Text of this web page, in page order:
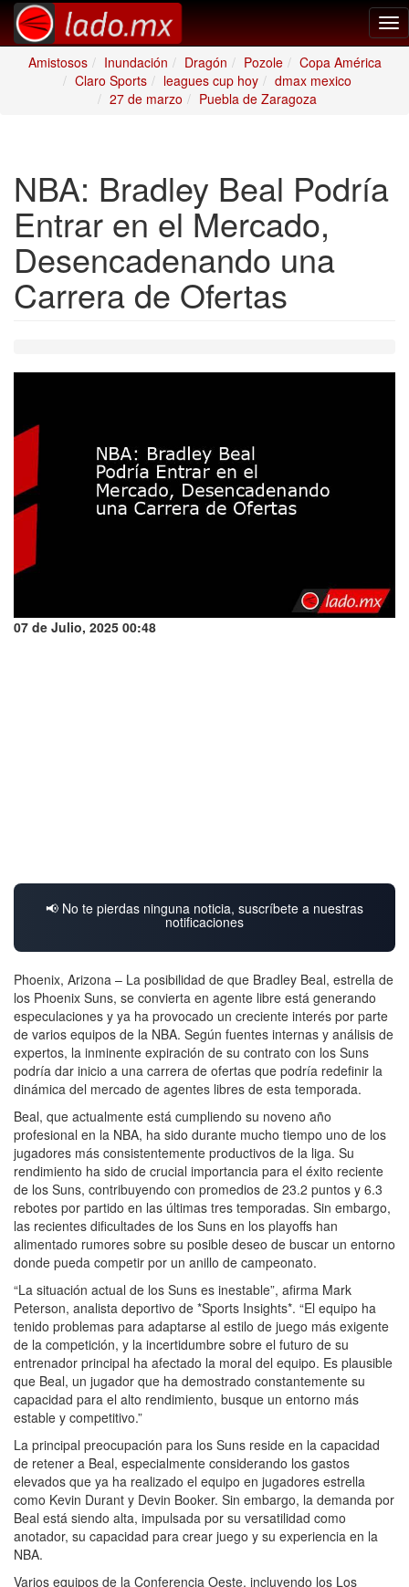
Amistosos
Inundación Dragón Pozole
Copa América
Claro Sports
leagues cup hoy
dmax mexico
27 de marzo
Puebla de Zaragoza
NBA: Bradley Beal Podría
Entrar en el Mercado,
Desencadenando una
Carrera de Ofertas
07 de Julio, 2025 00:48
📢 No te pierdas ninguna noticia, suscríbete a nuestras
notificaciones
Phoenix, Arizona – La posibilidad de que Bradley Beal, estrella de
los Phoenix Suns, se convierta en agente libre está generando
especulaciones y ya ha provocado un creciente interés por parte
de varios equipos de la NBA. Según fuentes internas y análisis de
expertos, la inminente expiración de su contrato con los Suns
podría dar inicio a una carrera de ofertas que podría redefinir la
dinámica del mercado de agentes libres de esta temporada.
Beal, que actualmente está cumpliendo su noveno año
profesional en la NBA, ha sido durante mucho tiempo uno de los
jugadores más consistentemente productivos de la liga. Su
rendimiento ha sido de crucial importancia para el éxito reciente
de los Suns, contribuyendo con promedios de 23.2 puntos y 6.3
rebotes por partido en las últimas tres temporadas. Sin embargo,
las recientes dificultades de los Suns en los playoffs han
alimentado rumores sobre su posible deseo de buscar un entorno
donde pueda competir por un anillo de campeonato.
“La situación actual de los Suns es inestable”, afirma Mark
Peterson, analista deportivo de *Sports Insights*. “El equipo ha
tenido problemas para adaptarse al estilo de juego más exigente
de la competición, y la incertidumbre sobre el futuro de su
entrenador principal ha afectado la moral del equipo. Es plausible
que Beal, un jugador que ha demostrado constantemente su
capacidad para el alto rendimiento, busque un entorno más
estable y competitivo.”
La principal preocupación para los Suns reside en la capacidad
de retener a Beal, especialmente considerando los gastos
elevados que ya ha realizado el equipo en jugadores estrella
como Kevin Durant y Devin Booker. Sin embargo, la demanda por
Beal está siendo alta, impulsada por su versatilidad como
anotador, su capacidad para crear juego y su experiencia en la
NBA.
Varios equipos de la Conferencia Oeste, incluyendo los Los